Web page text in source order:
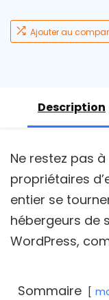
Ajouter au
Description
Ne restez pas
propriétaires
entier se
hébergeurs de
WordPress,
Sommaire